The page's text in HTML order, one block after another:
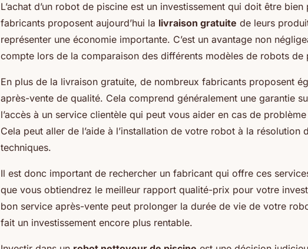
L’achat d’un robot de piscine est un investissement qui doit être
fabricants proposent aujourd’hui la livraison gratuite de leurs
représenter une économie importante. C’est un avantage non
compte lors de la comparaison des différents modèles de robots de
En plus de la livraison gratuite, de nombreux fabricants proposent
après-vente de qualité. Cela comprend généralement une garantie
l’accès à un service clientèle qui peut vous aider en cas de
Cela peut aller de l’aide à l’installation de votre robot à la résolution
techniques.
Il est donc important de rechercher un fabricant qui offre ces
que vous obtiendrez le meilleur rapport qualité-prix pour votre
bon service après-vente peut prolonger la durée de vie de votre
fait un investissement encore plus rentable.